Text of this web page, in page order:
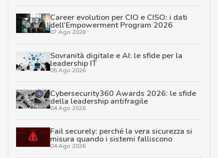
Career evolution per CIO e CISO: i dati
dell’Empowerment Program 2026
07 Ago 2026
Sovranità digitale e AI: le sfide per la
leadership IT
05 Ago 2026
Cybersecurity360 Awards 2026: le sfide
della leadership antifragile
04 Ago 2026
Fail securely: perché la vera sicurezza si
misura quando i sistemi falliscono
04 Ago 2026